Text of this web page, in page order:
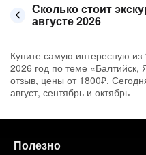
Сколько стоит
августе 2026
Купите самую интересную из
2026 год по теме «Балтийск,
отзыв, цены от 1800₽.
август, сентябрь и октябрь
Полезно